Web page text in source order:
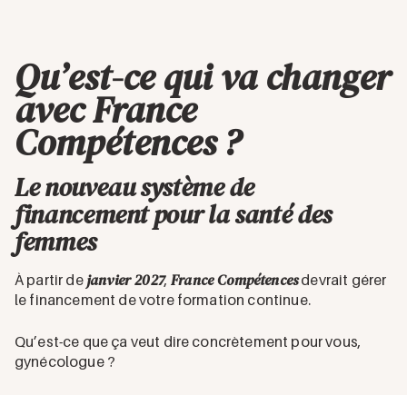
Qu’est-ce qui va changer
avec France
Compétences ?
Le nouveau système de
financement pour la santé des
femmes
À partir de janvier 2027, France Compétencesdevrait gérer
le financement de votre formation continue.
Qu’est-ce que ça veut dire concrètement pour vous,
gynécologue ?